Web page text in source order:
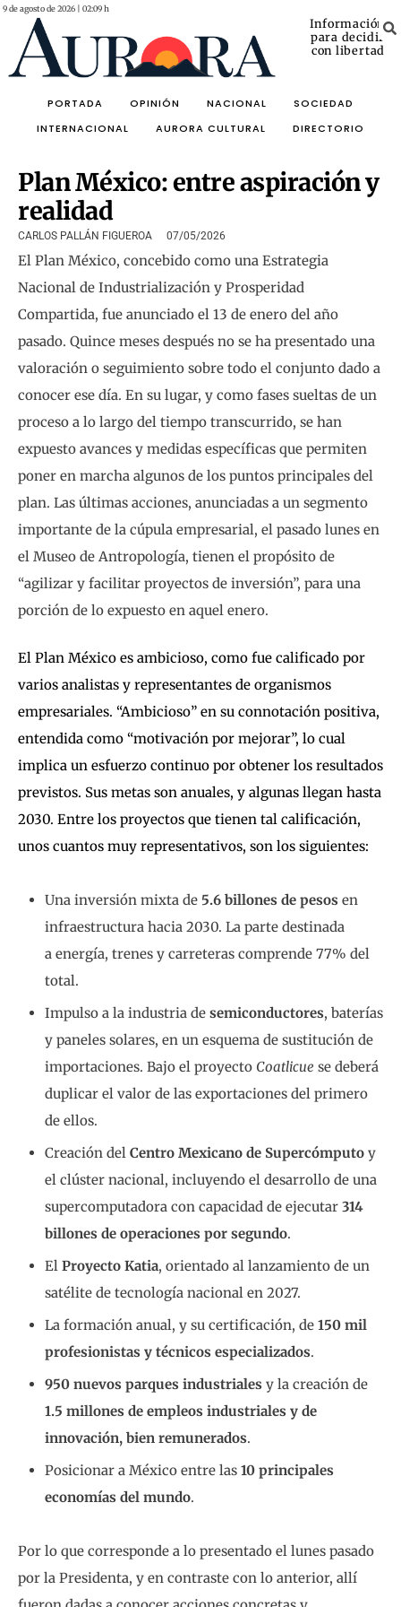
9 de agosto de 2026 | 02:09 h
Información
para decidir
con libertad
PORTADA OPINIÓN NACIONAL
SOCIEDAD
INTERNACIONAL
AURORA CULTURAL DIRECTORIO
Plan México: entre aspiración y
realidad
CARLOS PALLÁN FIGUEROA 07/05/2026
El Plan México, concebido como una Estrategia
Nacional de Industrialización y Prosperidad
Compartida, fue anunciado el 13 de enero del año
pasado. Quince meses después no se ha presentado una
valoración o seguimiento sobre todo el conjunto dado a
conocer ese día. En su lugar, y como fases sueltas de un
proceso a lo largo del tiempo transcurrido, se han
expuesto avances y medidas específicas que permiten
poner en marcha algunos de los puntos principales del
plan. Las últimas acciones, anunciadas a un segmento
importante de la cúpula empresarial, el pasado lunes en
el Museo de Antropología, tienen el propósito de
“agilizar y facilitar proyectos de inversión”, para una
porción de lo expuesto en aquel enero.
El Plan México es ambicioso, como fue calificado por
varios analistas y representantes de organismos
empresariales. “Ambicioso” en su connotación positiva,
entendida como “motivación por mejorar”, lo cual
implica un esfuerzo continuo por obtener los resultados
previstos. Sus metas son anuales, y algunas llegan hasta
2030. Entre los proyectos que tienen tal calificación,
unos cuantos muy representativos, son los siguientes:
Una inversión mixta de 5.6 billones de pesos en
infraestructura hacia 2030. La parte destinada
a energía, trenes y carreteras comprende 77% del
total.
Impulso a la industria de semiconductores, baterías
y paneles solares, en un esquema de sustitución de
importaciones. Bajo el proyecto Coatlicue se deberá
duplicar el valor de las exportaciones del primero
de ellos.
Creación del Centro Mexicano de Supercómputo y
el clúster nacional, incluyendo el desarrollo de una
supercomputadora con capacidad de ejecutar 314
billones de operaciones por segundo.
El Proyecto Katia, orientado al lanzamiento de un
satélite de tecnología nacional en 2027.
La formación anual, y su certificación, de 150 mil
profesionistas y técnicos especializados.
950 nuevos parques industriales y la creación de
1.5 millones de empleos industriales y de
innovación, bien remunerados.
Posicionar a México entre las 10 principales
economías del mundo.
Por lo que corresponde a lo presentado el lunes pasado
por la Presidenta, y en contraste con lo anterior, allí